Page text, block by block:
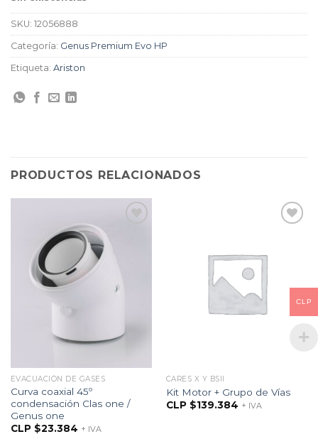
SKU: 12056888
Categoría: Genus Premium Evo HP
Etiqueta: Ariston
PRODUCTOS RELACIONADOS
EVACUACIÓN DE GASES
Curva coaxial 45º
condensación Clas one /
Genus one
CLP $23.384 + IVA
CARES X Y BSII
Kit Motor + Grupo de Vías
CLP $139.384 + IVA
CLP